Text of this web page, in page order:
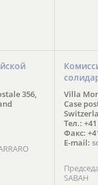
356,
Villa
Case
Тел.: +41
Факс:
E-mail:
SABAH